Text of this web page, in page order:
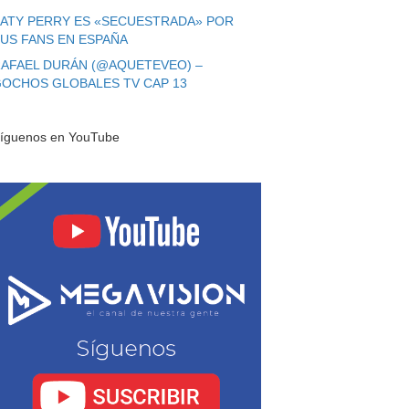
PERRY ES «SECUESTRADA» POR
FANS EN ESPAÑA
DURÁN (@AQUETEVEO) –
GLOBALES TV CAP 13
en YouTube